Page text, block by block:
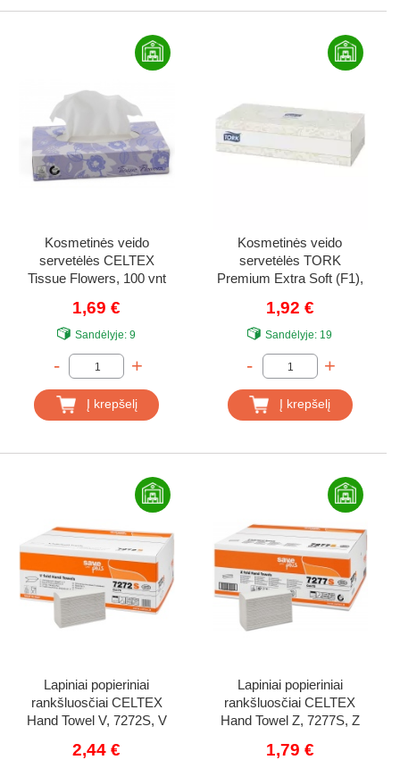
Kosmetinės veido
servetėlės CELTEX
Tissue Flowers, 100 vnt
1,69 €
Sandėlyje: 9
- +
Į krepšelį
Kosmetinės veido
servetėlės TORK
Premium Extra Soft (F1),
1,92 €
Sandėlyje: 19
- +
Į krepšelį
Lapiniai popieriniai
rankšluosčiai CELTEX
Hand Towel V, 7272S, V
2,44 €
Lapiniai popieriniai
rankšluosčiai CELTEX
Hand Towel Z, 7277S, Z
1,79 €